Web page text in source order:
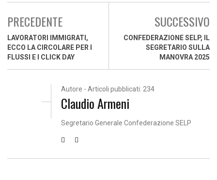
PRECEDENTE
LAVORATORI IMMIGRATI,
ECCO LA CIRCOLARE PER I
FLUSSI E I CLICK DAY
SUCCESSIVO
CONFEDERAZIONE SELP, IL
SEGRETARIO SULLA
MANOVRA 2025
Autore - Articoli pubblicati: 234
Claudio Armeni
Segretario Generale Confederazione SELP